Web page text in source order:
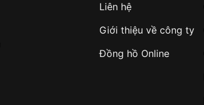
Liên hệ
Giới thiệu về công ty
Đồng hồ Online